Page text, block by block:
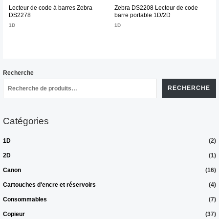
Recherche
RECHERCHE
Catégories
1D (2)
2D (1)
Canon (16)
Cartouches d'encre et réservoirs (4)
Consommables (7)
Copieur (37)
Lecteur de code à barres Zebra
DS2278
1D
Zebra DS2208 Lecteur de code
barre portable 1D/2D
1D